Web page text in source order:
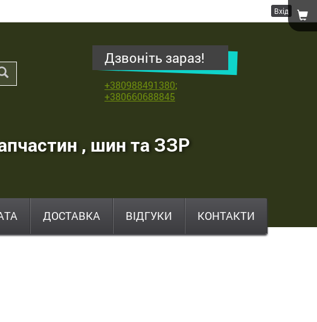
Вхід
Дзвоніть зараз!
+380988491380;
+380660688845
, шин та ЗЗР
ДОСТАВКА ВІДГУКИ КОНТАКТИ